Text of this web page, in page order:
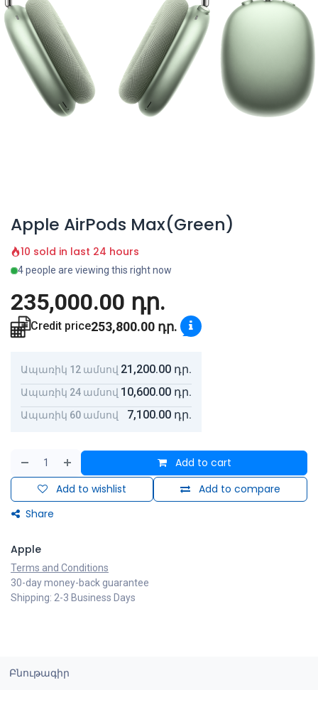
Apple AirPods Max(Green)
10 sold in last 24 hours
4 people are viewing this right now
235,000.00 դր.
Credit price253,800.00 դր.
Ապառիկ 12 ամսով 21,200.00 դր.
Ապառիկ 24 ամսով 10,600.00 դր.
Ապառիկ 60 ամսով 7,100.00 դր.
Add to cart
Add to compare
Add to wishlist
Share
Apple
Terms and Conditions
30-day money-back guarantee
Shipping: 2-3 Business Days
Բնութագիր